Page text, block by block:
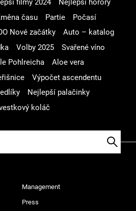
filmy 2024
Nejlepší horory
času Partie
Počasí
Nové začátky
Auto – katalog
Volby 2025
Svařené víno
Pohlreicha
Aloe vera
Výpočet ascendentu
Nejlepší palačinky
koláč
Management
Press